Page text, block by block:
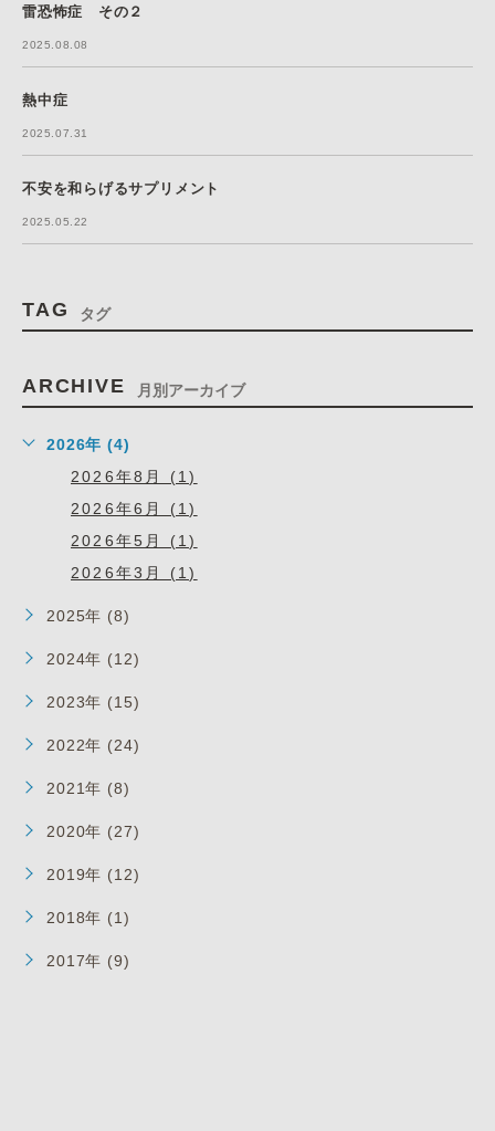
雷恐怖症 その２
2025.08.08
熱中症
2025.07.31
不安を和らげるサプリメント
2025.05.22
TAG タグ
ARCHIVE 月別アーカイブ
2026年 (4)
2026年8月 (1)
2026年6月 (1)
2026年5月 (1)
2026年3月 (1)
2025年 (8)
2024年 (12)
2023年 (15)
2022年 (24)
2021年 (8)
2020年 (27)
2019年 (12)
2018年 (1)
2017年 (9)